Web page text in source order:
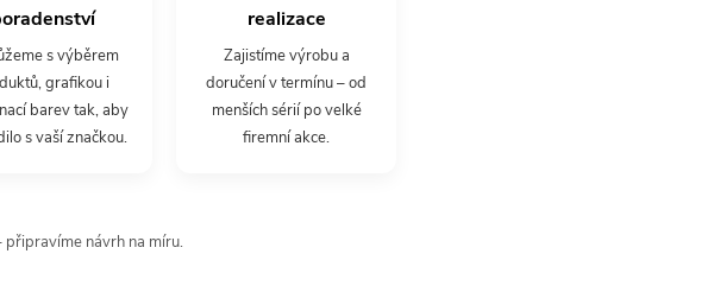
s výběrem
grafikou i
barev tak, aby
s vaší značkou.
realizace
Zajistíme výrobu a
doručení v termínu – od
menších sérií po velké
firemní akce.
připravíme návrh na míru.